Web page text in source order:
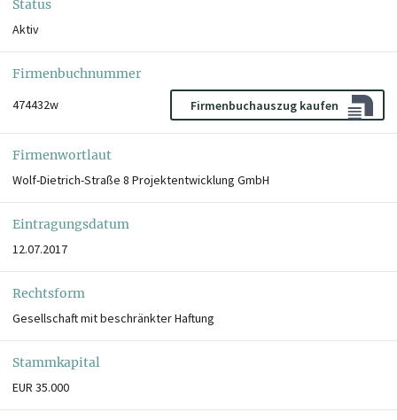
Status
Aktiv
Firmenbuchnummer
474432w
Firmenbuchauszug kaufen
Firmenwortlaut
Wolf-Dietrich-Straße 8 Projektentwicklung GmbH
Eintragungsdatum
12.07.2017
Rechtsform
Gesellschaft mit beschränkter Haftung
Stammkapital
EUR 35.000